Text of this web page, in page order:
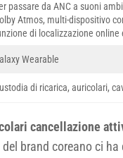
passare da ANC a suoni
Atmos, multi-dispositivo
di localizzazione online
Wearable
di ricarica, auricolari,
cancellazione
brand coreano ci